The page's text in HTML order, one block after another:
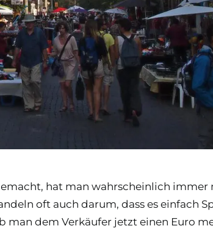
hat man wahrscheinlich immer
oft auch darum, dass es einfach
dem Verkäufer jetzt einen Euro